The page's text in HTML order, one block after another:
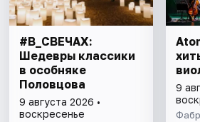
#В_СВЕЧАХ:
Шедевры классики
в особняке
Половцова
9 августа 2026 •
воскресенье
9